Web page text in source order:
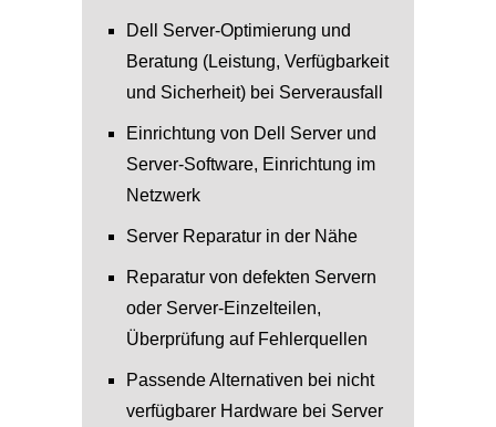
Dell Server-Optimierung und
Beratung (Leistung, Verfügbarkeit
und Sicherheit) bei Serverausfall
Einrichtung von Dell Server und
Server-Software, Einrichtung im
Netzwerk
Server Reparatur in der Nähe
Reparatur von defekten Servern
oder Server-Einzelteilen,
Überprüfung auf Fehlerquellen
Passende Alternativen bei nicht
verfügbarer Hardware bei Server